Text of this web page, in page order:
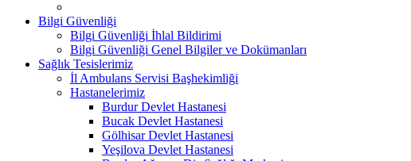
Bilgi Güvenliği
Bilgi Güvenliği İhlal Bildirimi
Bilgi Güvenliği Genel Bilgiler ve Dokümanları
Sağlık Tesislerimiz
İl Ambulans Servisi Başhekimliği
Hastanelerimiz
Burdur Devlet Hastanesi
Bucak Devlet Hastanesi
Gölhisar Devlet Hastanesi
Yeşilova Devlet Hastanesi